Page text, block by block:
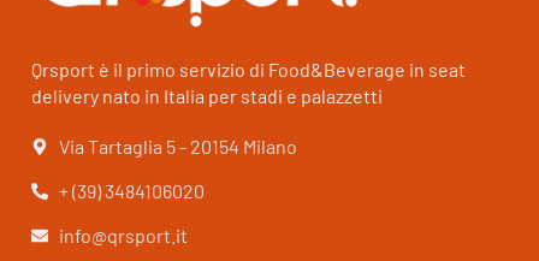
Qrsport è il primo servizio di Food&Beverage in seat
delivery nato in Italia per stadi e palazzetti
Via Tartaglia 5 - 20154 Milano
+ (39) 3484106020
info@qrsport.it